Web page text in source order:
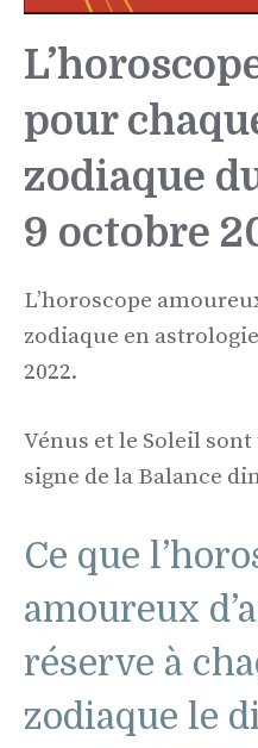
pour
zodiaque
9 octobre
L’horoscope
zodiaque en
2022.
Vénus et le Soleil
signe de la Balance
Ce que
amoureux
réserve à
zodiaque le